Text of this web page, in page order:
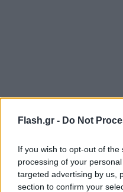
Flash.gr - Do Not
If you wish to opt-out of
processing of your
targeted advertising by us,
section to confirm your
FLASH FOCUS